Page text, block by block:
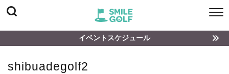
イベントスケジュール
shibuadegolf2